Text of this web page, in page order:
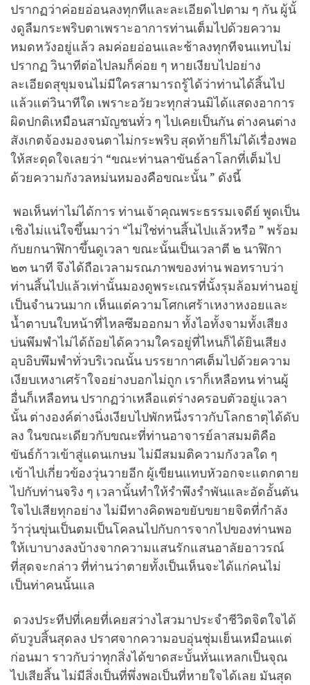
ปรากฏว่าค่อยอ่อนลงทุกทีและละเอียดไปตาม ๆ กัน ผู้นั้
งดูลืมกระพริบตาเพราะอาการท่านเต็มไปด้วยความ
หมดหวังอยู่แล้ว ลมค่อยอ่อนและช้าลงทุกทีจนแทบไม่
ปรากฏ วินาทีต่อไปลมก็ค่อย ๆ หายเงียบไปอย่าง
ละเอียดสุขุมจนไม่มีใครสามารถรู้ได้ว่าท่านได้สิ้นไป
แล้วแต่วินาทีใด เพราะอวัยวะทุกส่วนมิได้แสดงอาการ
ผิดปกติเหมือนสามัญชนทั่ว ๆ ไปเคยเป็นกัน ต่างคนต่าง
สังเกตจ้องมองจนตาไม่กระพริบ สุดท้ายก็ไม่ได้เรื่องพอ
ให้สะดุดใจเลยว่า “ขณะท่านลาขันธ์ลาโลกที่เต็มไป
ด้วยความกังวลหม่นหมองคือขณะนั้น ” ดังนี้
พอเห็นท่าไม่ได้การ ท่านเจ้าคุณพระธรรมเจดีย์ พูดเป็น
เชิงไม่แน่ใจขึ้นมาว่า “ไม่ใช่ท่านสิ้นไปแล้วหรือ ” พร้อม
กับยกนาฬิกาขึ้นดูเวลา ขณะนั้นเป็นเวลาตี ๒ นาฬิกา
๒๓ นาที จึงได้ถือเวลามรณภาพของท่าน พอทราบว่า
ท่านสิ้นไปแล้วเท่านั้นมองดูพระเณรที่นั้งรุมล้อมท่านอยู่
เป็นจำนวนมาก เห็นแต่ความโศกเศร้าเหงาหงอยและ
น้ำตาบนใบหน้าที่ไหลซึมออกมา ทั้งไอทั้งจามทั้งเสียง
บ่นพึมพำไม่ได้ถ้อยได้ความใครอยู่ที่ไหนก็ได้ยินเสียง
อุบอิบพึมพำทั่วบริเวณนั้น บรรยากาศเต็มไปด้วยความ
เงียบเหงาเศร้าใจอย่างบอกไม่ถูก เราก็เหลือทน ท่านผู้
อื่นก็เหลือทน ปรากฏว่าเหลือแต่ร่างครอบตัวอยู่แวลา
นั้น ต่างองค์ต่างนิ่งเงียบไปพักหนึ่งราวกับโลกธาตุได้ดับ
ลง ในขณะเดียวกับขณะที่ท่านอาจารย์ลาสมมติคือ
ขันธ์ก้าวเข้าสู่แดนเกษม ไม่มีสมมติความกังวลใด ๆ
เข้าไปเกี่ยวข้องวุ่นวายอีก ผู้เขียนแทบหัวอกจะแตกตาย
ไปกับท่านจริง ๆ เวลานั้นทำให้รำพึงรำพันและอัดอั้นตัน
ใจไปเสียทุกอย่าง ไม่มีทางคิดพอขยับขยายจิตที่กำลัง
ว้าวุ่นขุ่นเป็นตมเป็นโคลนไปกับการจากไปของท่านพอ
ให้เบาบางลงบ้างจากความแสนรักแสนอาลัยอาวรณ์
ที่สุดจะกล่าว ที่ท่านว่าตายทั้งเป็นเห็นจะได้แก่คนไม่
เป็นท่าคนนั้นแล
ดวงประทีปที่เคยที่เคยสว่างไสวมาประจำชีวิตจิตใจได้
ดับวูบสิ้นสุดลง ปราศจากความอบอุ่นชุ่มเย็นเหมือนแต่
ก่อนมา ราวกับว่าทุกสิ่งได้ขาดสะบั้นหั่นแหลกเป็นจุณ
ไปเสียสิ้น ไม่มีสิ่งเป็นที่พึ่งพอเป็นที่หายใจได้เลย มันสุด